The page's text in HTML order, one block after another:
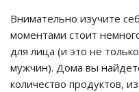
Внимательно изучите
моментами стоит
для лица (и это не
мужчин). Дома вы
количество продуктов,